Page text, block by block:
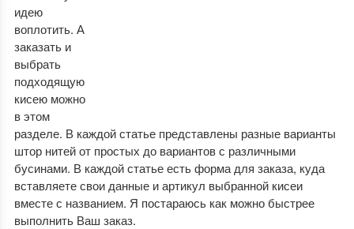
идею
воплотить. А
заказать и
выбрать
подходящую
кисею можно
в этом
разделе. В каждой статье представлены разные варианты
штор нитей от простых до вариантов с различными
бусинами. В каждой статье есть форма для заказа, куда
вставляете свои данные и артикул выбранной кисеи
вместе с названием. Я постараюсь как можно быстрее
выполнить Ваш заказ.